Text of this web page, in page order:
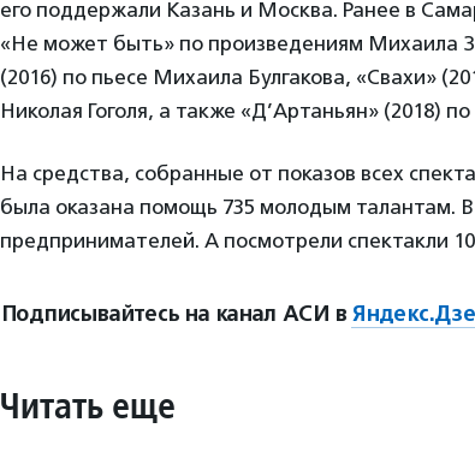
его поддержали Казань и Москва. Ранее в
«Не может быть» по произведениям Михаила
(2016) по пьесе Михаила Булгакова, «Свахи»
Николая Гоголя, а также «Д’Артаньян» (2018)
На средства, собранные от показов всех
была оказана помощь 735 молодым талантам. В
предпринимателей. А посмотрели спектакли
Подписывайтесь на канал АСИ в
Читать еще